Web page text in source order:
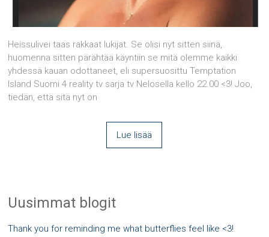
Heissulivei taas rakkaat lukijat. Se olisi nyt sitten siinä,
huomenna sitten pärähtää käyntiin se mitä olemme kaikki
yhdessä kauan odottaneet, eli supersuosittu Temptation
Island Suomi 4 reality tv sarja tv Nelosella kello 22.00 <3! Joo,
tiedän, että sitä nyt on
Lue lisää
Uusimmat blogit
Thank you for reminding me what butterflies feel like <3!